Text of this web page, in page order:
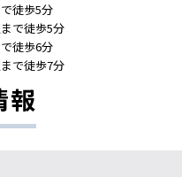
徒歩5分
で徒歩5分
徒歩6分
で徒歩7分
報